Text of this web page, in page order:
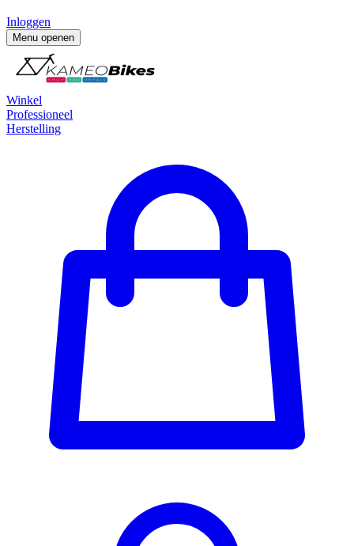
Inloggen
Menu openen
Winkel
Professioneel
Herstelling